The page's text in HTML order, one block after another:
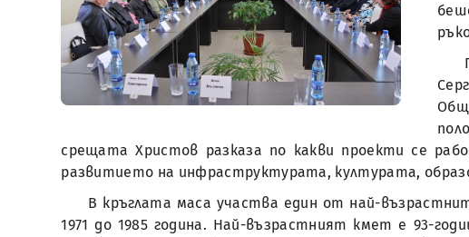
срещата Христов разказа по какви проекти се
развитието на инфраструктурата, културата,
В кръглата маса участва един от най-
1971 до 1985 година. Най-възрастният кмет е 93-